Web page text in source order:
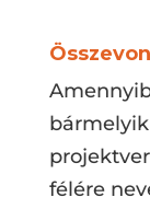
félére